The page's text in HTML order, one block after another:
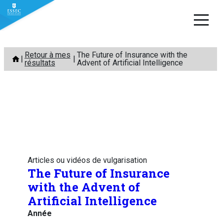
Aller
contenu
Retour à mes
résultats
The Future of Insurance with the
Advent of Artificial Intelligence
Articles ou vidéos de vulgarisation
The Future of Insurance
with the Advent of
Artificial Intelligence
Année